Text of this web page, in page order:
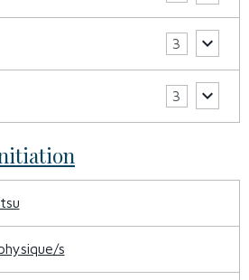
3
3
s